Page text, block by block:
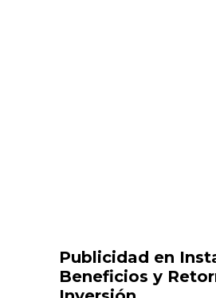
Publicidad en
Beneficios y